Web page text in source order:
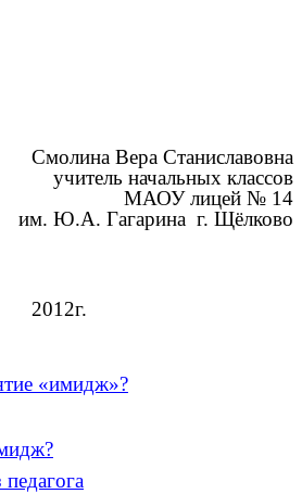
Смолина Вера Станиславовна
учитель начальных классов
МАОУ лицей № 14
им. Ю.А. Гагарина г. Щёлково
2012г.
«имидж»?